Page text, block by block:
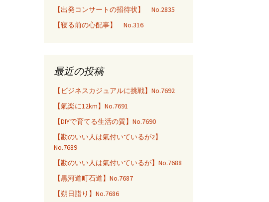
【出発コンサートの招待状】 No.2835
【寝る前の心配事】 No.316
最近の投稿
【ビジネスカジュアルに挑戦】No.7692
【氣楽に12km】No.7691
【DIYで育てる生活の質】No.7690
【勘のいい人は氣付いているが2】
No.7689
【勘のいい人は氣付いているが】No.7688
【黒河道町石道】No.7687
【朔日詣り】No.7686